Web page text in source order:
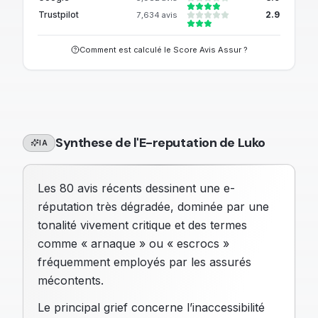
Trustpilot
7,634 avis 2.9
Comment est calculé le Score Avis Assur ?
IA Synthese de l'E-reputation de Luko
Les 80 avis récents dessinent une e-
réputation très dégradée, dominée par une
tonalité vivement critique et des termes
comme « arnaque » ou « escrocs »
fréquemment employés par les assurés
mécontents.
Le principal grief concerne l’inaccessibilité